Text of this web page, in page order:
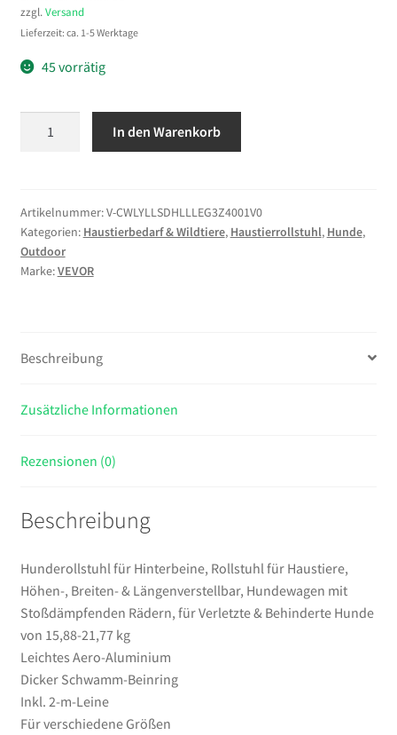
zzgl. Versand
Lieferzeit: ca. 1-5 Werktage
45 vorrätig
Rollstuhl
für
Haustiere,
Höhen-,
Hundewagen
Stoßdämpfenden
für
Behinderte
von
15,88-
21,77
kg
Menge
In den Warenkorb
Artikelnummer:V-CWLYLLSDHLLLEG3Z4001V0
Kategorien: Haustierbedarf & Wildtiere, Haustierrollstuhl, Hunde,
Outdoor
Marke:VEVOR
Beschreibung
Zusätzliche Informationen
Rezensionen (0)
Beschreibung
Hunderollstuhl für Hinterbeine, Rollstuhl für Haustiere,
Höhen-, Breiten- & Längenverstellbar, Hundewagen mit
Stoßdämpfenden Rädern, für Verletzte & Behinderte Hunde
von 15,88-21,77 kg
Leichtes Aero-Aluminium
Dicker Schwamm-Beinring
Inkl. 2-m-Leine
Für verschiedene Größen